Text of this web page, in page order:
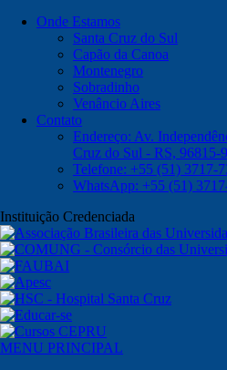
Onde Estamos
Santa Cruz do Sul
Capão da Canoa
Montenegro
Sobradinho
Venâncio Aires
Contato
Endereço: Av.
Cruz do Sul - RS, 96815-
Telefone: +55 (51) 3717-
WhatsApp: +55 (51)
Instituição Credenciada
MENU PRINCIPAL